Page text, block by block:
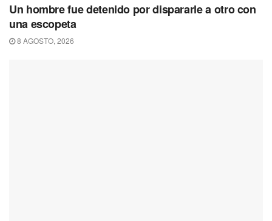
Un hombre fue detenido por dispararle a otro con
una escopeta
8 AGOSTO, 2026